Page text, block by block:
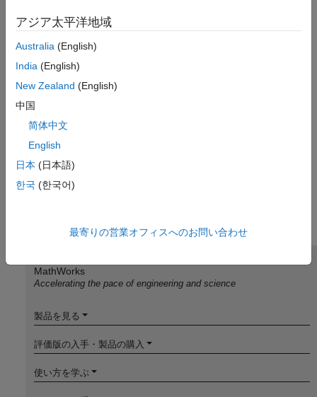
アジア太平洋地域
Australia (English)
India (English)
New Zealand (English)
中国
简体中文
English
日本 (日本語)
한국 (한국어)
最寄りの営業オフィスへのお問い合わせ
MathWorks
Accelerating the pace of engineering and science
製品を見る
評価版の入手・製品の購入
使い方を学ぶ